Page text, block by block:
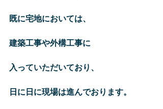
既に宅地においては、
建築工事や外構工事に
入っていただいており、
日に日に現場は進んでおります。